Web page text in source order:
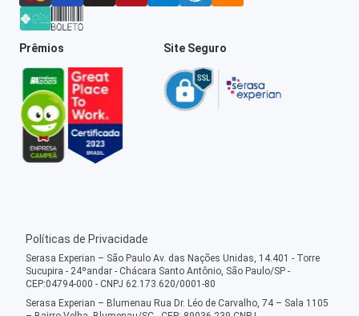
Prêmios Site Seguro
Políticas de Privacidade
Serasa Experian – São Paulo Av. das Nações Unidas, 14.401 - Torre
Sucupira - 24ºandar - Chácara Santo Antônio, São Paulo/SP -
CEP:04794-000 - CNPJ 62.173.620/0001-80
Serasa Experian – Blumenau Rua Dr. Léo de Carvalho, 74 – Sala 1105